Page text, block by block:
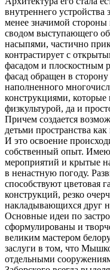
внутреннего
менее значимой
сводом выступающего
насыпями, частично
контрастирует с
фасадом и плоскостным
фасад обращен в
наполненного
конструкциями, которые
физкультурой, да и
Причем создается
детьми пространства
И это освоение
собственный опыт.
мероприятий и крытые
в ненастную погоду.
способствуют цветовая
конструкций, резко
накладывающихся друг
Основные идеи по
сформулированы и
великим мастером
заслуги в том, что
отдельными